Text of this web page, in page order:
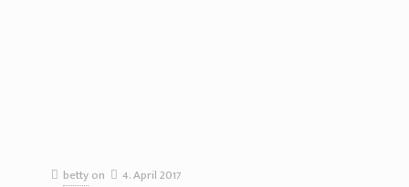
bettyon
4. April 2017